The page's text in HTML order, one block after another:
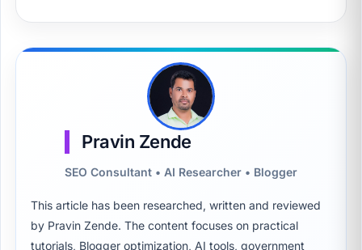
Pravin Zende
SEO Consultant • AI Researcher • Blogger
This article has been researched, written and reviewed
by Pravin Zende. The content focuses on practical
tutorials, Blogger optimization, AI tools, government